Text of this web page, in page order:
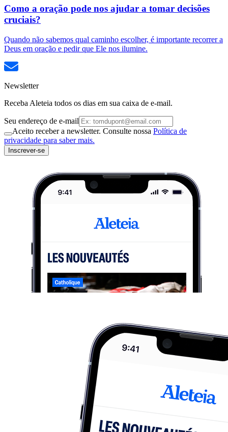
Como a oração pode nos ajudar a tomar decisões
cruciais?
Quando não sabemos qual caminho escolher, é importante recorrer a
Deus em oração e pedir que Ele nos ilumine.
Newsletter
Receba Aleteia todos os dias em sua caixa de e-mail.
Seu endereço de e-mail
Aceito receber a newsletter. Consulte nossa Política de
privacidade para saber mais.
Inscrever-se